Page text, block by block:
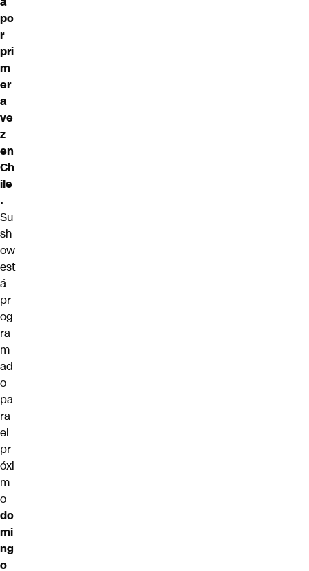
po
r
pri
m
er
a
ve
z
en
Ch
ile
.
Su
sh
ow
est
á
pr
og
ra
m
ad
o
pa
ra
el
pr
óxi
m
o
do
mi
ng
o